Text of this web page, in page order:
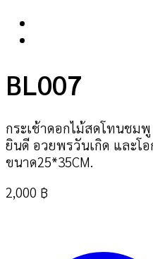
BL007
กระเช้าดอกไม้สดโทนชม
ยินดี อวยพรวันเกิด และโ
ขนาด25*35CM.
2,000 ฿